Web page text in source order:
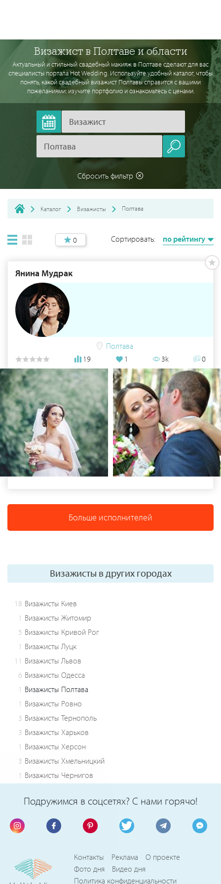
Визажист в Полтаве и области
Актуальный и стильный свадебный макияж в Полтаве сделают для вас
специалисты портала Hot Wedding. Используйте удобный каталог, чтобы
понять, какой свадебный визажист Полтавы справится с вашими
пожеланиями: изучите портфолио и ознакомьтесь с ценами.
Сбросить фильтр
Каталог Визажисты Полтава
0 Сортировать: по рейтингу
Янина Мудрак
Полтава
19
1 3k 0
Больше исполнителей
Визажисты в других городах
18 Визажисты Киев
1 Визажисты Житомир
5 Визажисты Кривой Рог
1 Визажисты Луцк
11 Визажисты Львов
6 Визажисты Одесса
1 Визажисты Полтава
1 Визажисты Ровно
3 Визажисты Тернополь
3 Визажисты Харьков
1 Визажисты Херсон
3 Визажисты Хмельницкий
1 Визажисты Чернигов
Подружимся в соцсетях? С нами горячо!
Контакты Реклама
О проекте
Фото дня
Видео дня
Политика конфиденциальности